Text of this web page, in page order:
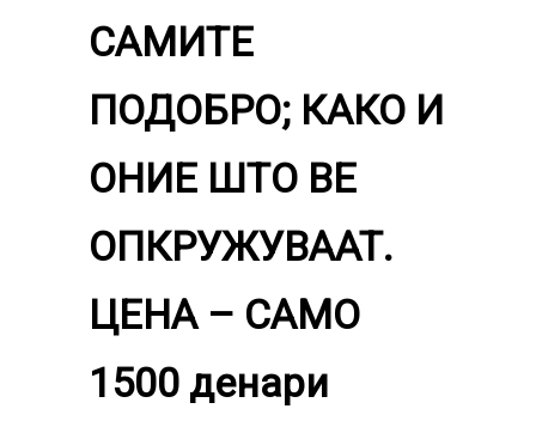
САМИТЕ
ПОДОБРО; КАКО И
ОНИЕ ШТО ВЕ
ОПКРУЖУВААТ.
ЦЕНА – САМО
1500 денари